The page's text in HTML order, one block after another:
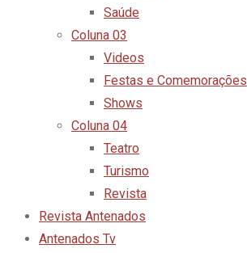
Saúde
Coluna 03
Videos
Festas e Comemorações
Shows
Coluna 04
Teatro
Turismo
Revista
Revista Antenados
Antenados Tv